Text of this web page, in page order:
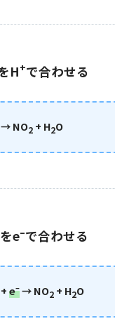
H+で合わせる
→ NO2 + H2O
e–で合わせる
+e–→ NO2 + H2O